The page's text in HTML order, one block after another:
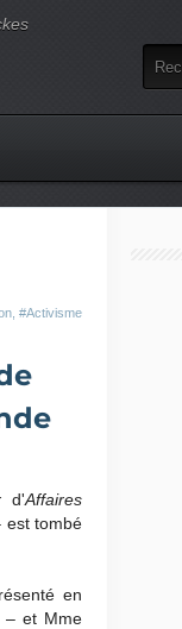
#Activisme
d'Affaires
est tombé
en
– et Mme